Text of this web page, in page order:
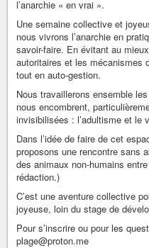
l’anarchie « en vrai ».
Une semaine collective et
nous vivrons l’anarchie en
savoir-faire. En évitant au
autoritaires et les mécanismes
tout en auto-gestion.
Nous travaillerons ensemble
nous encombrent,
invisibilisées : l’adultisme et le
Dans l’idée de faire de cet
proposons une rencontre sans
des animaux non-humains
rédaction.)
C’est une aventure collective
joyeuse, loin du stage de
Pour s’inscrire ou pour les
plage@proton.me